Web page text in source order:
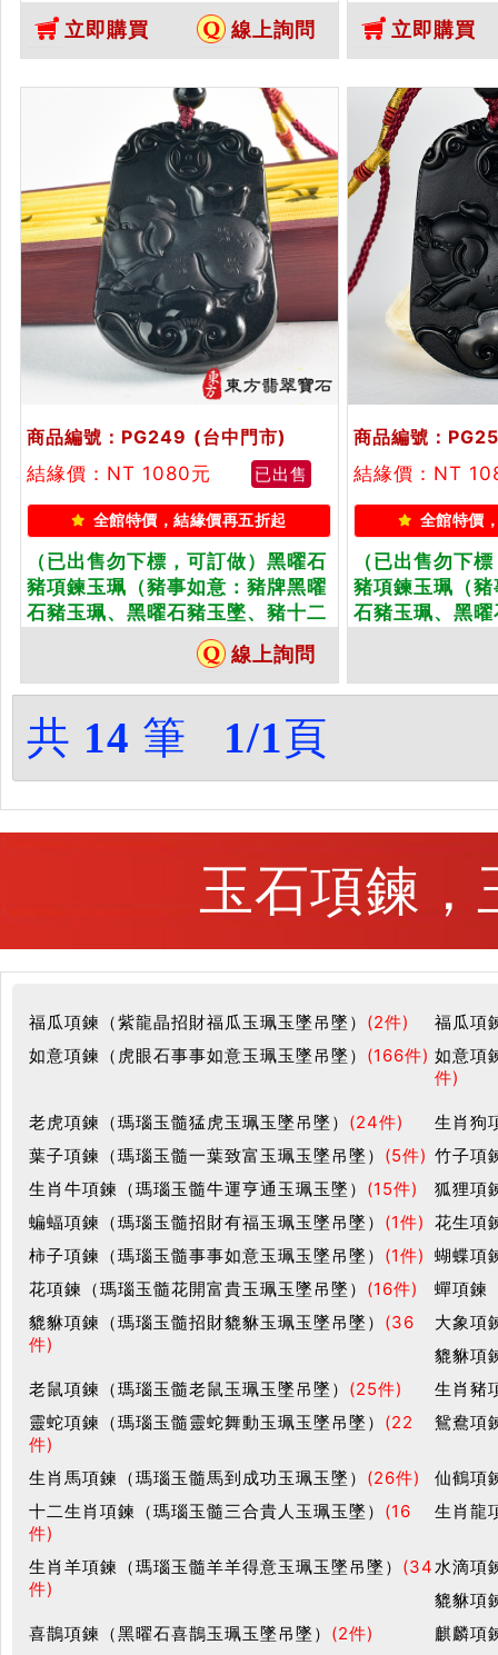
PG233。客製化訂做各種黑曜石豬
吊墜玉珮項鍊。★附東方翡翠寶石
保證卡
立即購買 線上詢問
PG234。客製
吊墜玉珮項鍊
保證卡
立即購買
商品編號：PG249 (台中門市)
結緣價：NT 1080元
已出售
全館特價，結緣價再五折起
（已出售勿下標，可訂做）黑曜石
豬項鍊玉珮（豬事如意：豬牌黑曜
石豬玉珮、黑曜石豬玉墜、豬十二
生肖項鍊）。黑曜石豬，PG249。
客製化訂做各種黑曜石豬吊墜玉珮
項鍊。★附東方翡翠寶石保證卡
線上詢問
商品編號：
結緣價：NT
全館特價
（已出售勿下
豬項鍊玉珮（
石豬玉珮、黑
項鍊。★附東方
共 14 筆 1/1頁
玉石項鍊
福瓜項鍊（紫龍晶招財福瓜玉珮玉墜吊墜） (2件)
福瓜項
如意項鍊（虎眼石事事如意玉珮玉墜吊墜） (166件) 如意項
件)
老虎項鍊（瑪瑙玉髓猛虎玉珮玉墜吊墜） (24件)
生肖狗
葉子項鍊（瑪瑙玉髓一葉致富玉珮玉墜吊墜） (5件) 竹子項
生肖牛項鍊（瑪瑙玉髓牛運亨通玉珮玉墜） (15件)
狐狸項
蝙蝠項鍊（瑪瑙玉髓招財有福玉珮玉墜吊墜） (1件) 花生項
柿子項鍊（瑪瑙玉髓事事如意玉珮玉墜吊墜） (1件) 蝴蝶項
花項鍊（瑪瑙玉髓花開富貴玉珮玉墜吊墜） (16件)
蟬項鍊
貔貅項鍊（瑪瑙玉髓招財貔貅玉珮玉墜吊墜） (36
件)
大象項
貔貅項
老鼠項鍊（瑪瑙玉髓老鼠玉珮玉墜吊墜） (25件)
生肖豬
靈蛇項鍊（瑪瑙玉髓靈蛇舞動玉珮玉墜吊墜） (22
件)
鴛鴦項
生肖馬項鍊（瑪瑙玉髓馬到成功玉珮玉墜） (26件)
仙鶴項
十二生肖項鍊（瑪瑙玉髓三合貴人玉珮玉墜） (16
件)
生肖龍
生肖羊項鍊（瑪瑙玉髓羊羊得意玉珮玉墜吊墜） (34
件)
水滴項
貔貅項
喜鵲項鍊（黑曜石喜鵲玉珮玉墜吊墜） (2件) 麒麟項